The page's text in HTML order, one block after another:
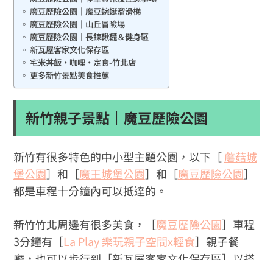
魔豆歷險公園｜魔豆蜿蜒溜滑梯
魔豆歷險公園｜山丘冒險場
魔豆歷險公園｜長鍊鞦韆＆健身區
新瓦屋客家文化保存區
宅米丼飯·咖哩·定食-竹北店
更多新竹景點美食推薦
新竹親子景點｜魔豆歷險公園
新竹有很多特色的中小型主題公園，以下［蘑菇城
堡公園］和［魔王城堡公園］和［魔豆歷險公園］
都是車程十分鐘內可以抵達的。
新竹竹北周邊有很多美食，［魔豆歷險公園］車程
3分鐘有［La Play 樂玩親子空間x輕食］親子餐